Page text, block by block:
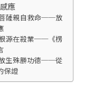
應
薩親自救命──放
源在殺業──《楞
生殊勝功德──從
保證